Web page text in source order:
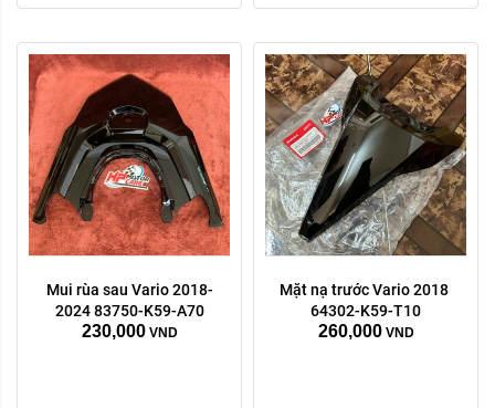
Mui rùa sau Vario 2018-
2024 83750-K59-A70
230,000 VND
Mặt nạ trước Vario 2018
64302-K59-T10
260,000 VND
Trái phải:
phải
trái